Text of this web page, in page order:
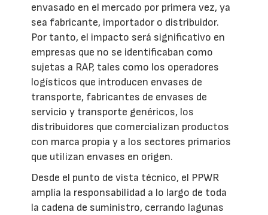
envasado en el mercado por primera vez, ya
sea fabricante, importador o distribuidor.
Por tanto, el impacto será significativo en
empresas que no se identificaban como
sujetas a RAP, tales como los operadores
logísticos que introducen envases de
transporte, fabricantes de envases de
servicio y transporte genéricos, los
distribuidores que comercializan productos
con marca propia y a los sectores primarios
que utilizan envases en origen.
Desde el punto de vista técnico, el PPWR
amplía la responsabilidad a lo largo de toda
la cadena de suministro, cerrando lagunas